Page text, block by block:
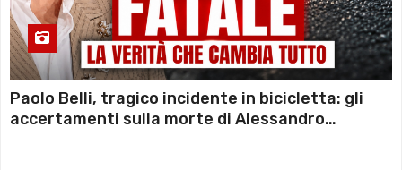
Paolo Belli, tragico incidente in bicicletta: gli
accertamenti sulla morte di Alessandro